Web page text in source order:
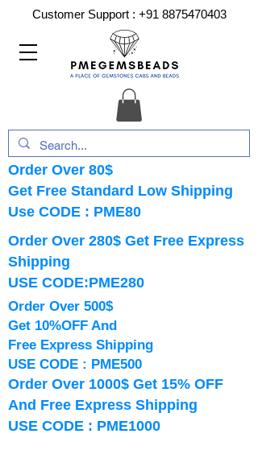
Customer Support : +91 8875470403
Order Over 1000$ Get 15% OFF
And Free Express Shipping
USE CODE : PME1000
Order Over 500$
Get 10%OFF And
Free Express Shipping
USE CODE : PME500
Order Over 80$
Get Free Standard Low Shipping
Use CODE : PME80
Order Over 280$ Get Free Express
Shipping
USE CODE:PME280